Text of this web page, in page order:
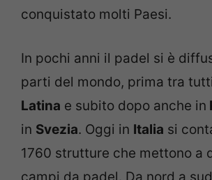
conquistato molti Paesi.
In pochi anni il padel si è
parti del mondo, prima tra
Latina e subito dopo anche in
in Svezia. Oggi in Italia si
1760 strutture che mettono a
campi da padel. Da nord a